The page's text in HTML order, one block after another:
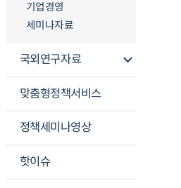
기업경영
세미나자료
국외연구자료
맞춤형정책서비스
정책세미나영상
핫이슈